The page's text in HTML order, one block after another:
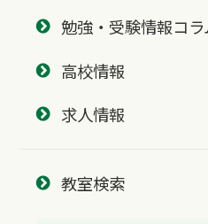
勉強・受験情報コ
高校情報
求人情報
教室検索